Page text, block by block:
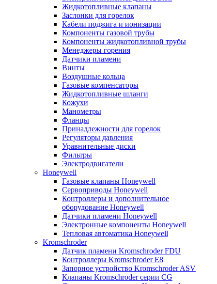
Жидкотопливные клапаны
Заслонки для горелок
Кабели поджига и ионизации
Компоненты газовой трубы
Компоненты жидкотопливной трубы
Менеджеры горения
Датчики пламени
Винты
Воздушные кольца
Газовые компенсаторы
Жидкотопливные шланги
Кожухи
Манометры
Фланцы
Принадлежности для горелок
Регуляторы давления
Уравнительные диски
Фильтры
Электродвигатели
Honeywell
Газовые клапаны Honeywell
Сервоприводы Honeywell
Контроллеры и дополнительное
оборудование Honeywell
Датчики пламени Honeywell
Электронные компоненты Honeywell
Тепловая автоматика Honeywell
Kromschroder
Датчик пламени Kromschroder FDU
Контроллеры Kromschroder E8
Запорное устройство Kromschroder ASV
Клапаны Kromschroder серии CG